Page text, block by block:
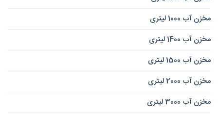
مخزن آب 1000 لیتری
مخزن آب 1400 لیتری
مخزن آب 1500 لیتری
مخزن آب 2000 لیتری
مخزن آب 3000 لیتری